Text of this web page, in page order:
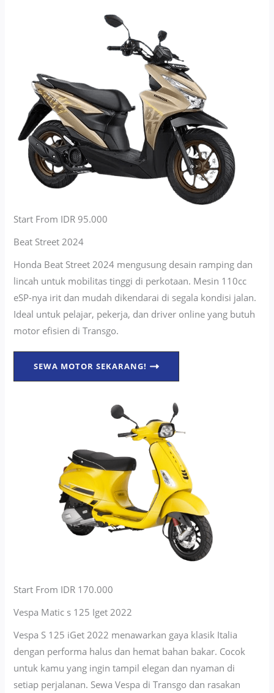
Start From IDR 95.000
Beat Street 2024
Honda Beat Street 2024 mengusung desain ramping dan
lincah untuk mobilitas tinggi di perkotaan. Mesin 110cc
eSP-nya irit dan mudah dikendarai di segala kondisi jalan.
Ideal untuk pelajar, pekerja, dan driver online yang butuh
motor efisien di Transgo.
SEWA MOTOR SEKARANG!
Start From IDR 170.000
Vespa Matic s 125 Iget 2022
Vespa S 125 iGet 2022 menawarkan gaya klasik Italia
dengan performa halus dan hemat bahan bakar. Cocok
untuk kamu yang ingin tampil elegan dan nyaman di
setiap perjalanan. Sewa Vespa di Transgo dan rasakan